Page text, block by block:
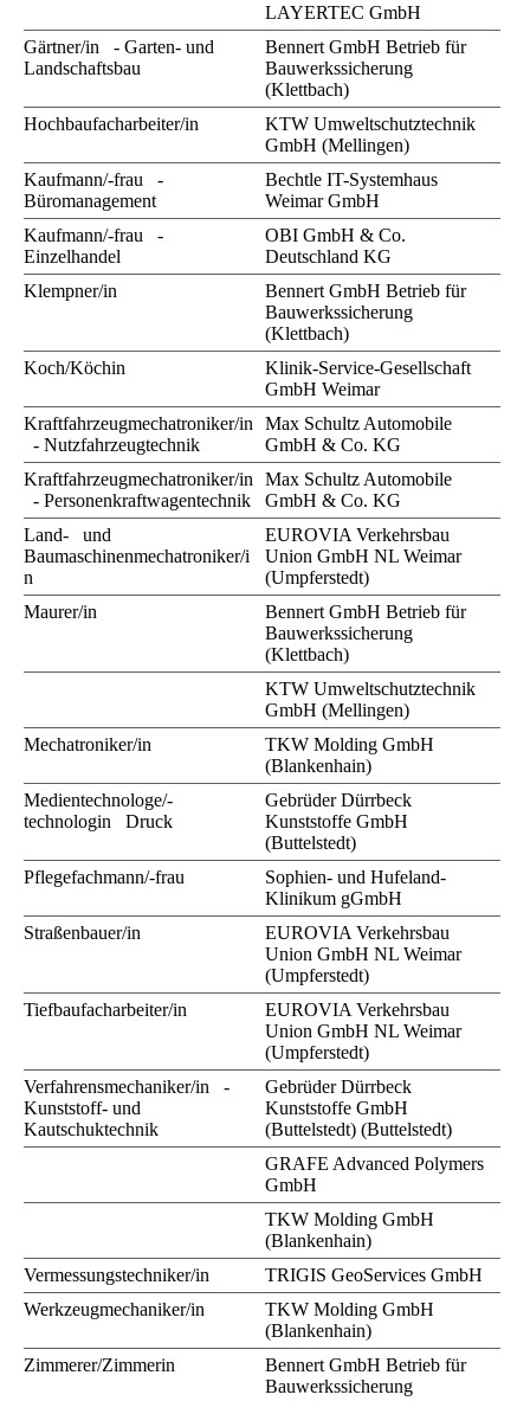
LAYERTEC GmbH
Gärtner/in - Garten- und
Landschaftsbau
Bennert GmbH Betrieb für
Bauwerkssicherung
(Klettbach)
Hochbaufacharbeiter/in
KTW Umweltschutztechnik
GmbH (Mellingen)
Kaufmann/-frau -
Büromanagement
Bechtle IT-Systemhaus
Weimar GmbH
Kaufmann/-frau -
Einzelhandel
OBI GmbH & Co.
Deutschland KG
Klempner/in
Bennert GmbH Betrieb für
Bauwerkssicherung
(Klettbach)
Koch/Köchin
Klinik-Service-Gesellschaft
GmbH Weimar
Kraftfahrzeugmechatroniker/in
- Nutzfahrzeugtechnik
Max Schultz Automobile
GmbH & Co. KG
Kraftfahrzeugmechatroniker/in
- Personenkraftwagentechnik
Max Schultz Automobile
GmbH & Co. KG
Land- und
Baumaschinenmechatroniker/i
n
EUROVIA Verkehrsbau
Union GmbH NL Weimar
(Umpferstedt)
Maurer/in
Bennert GmbH Betrieb für
Bauwerkssicherung
(Klettbach)
KTW Umweltschutztechnik
GmbH (Mellingen)
Mechatroniker/in
TKW Molding GmbH
(Blankenhain)
Medientechnologe/-
technologin Druck
Gebrüder Dürrbeck
Kunststoffe GmbH
(Buttelstedt)
Pflegefachmann/-frau
Sophien- und Hufeland-
Klinikum gGmbH
Straßenbauer/in
EUROVIA Verkehrsbau
Union GmbH NL Weimar
(Umpferstedt)
Tiefbaufacharbeiter/in
EUROVIA Verkehrsbau
Union GmbH NL Weimar
(Umpferstedt)
Verfahrensmechaniker/in -
Kunststoff- und
Kautschuktechnik
Gebrüder Dürrbeck
Kunststoffe GmbH
(Buttelstedt) (Buttelstedt)
GRAFE Advanced Polymers
GmbH
TKW Molding GmbH
(Blankenhain)
Vermessungstechniker/in
TRIGIS GeoServices GmbH
Werkzeugmechaniker/in
TKW Molding GmbH
(Blankenhain)
Zimmerer/Zimmerin
Bennert GmbH Betrieb für
Bauwerkssicherung